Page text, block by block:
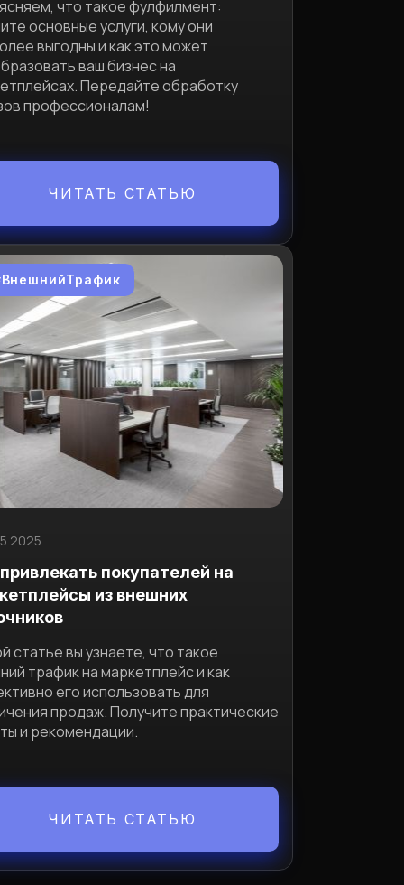
что такое фулфилмент:
основные услуги, кому они
выгодны и как это может
ваш бизнес на
Передайте обработку
профессионалам!
ЧИТАТЬ СТАТЬЮ
покупателей на
из внешних
статье вы узнаете, что такое
трафик на маркетплейс и как
его использовать для
продаж. Получите практические
и рекомендации.
ЧИТАТЬ СТАТЬЮ